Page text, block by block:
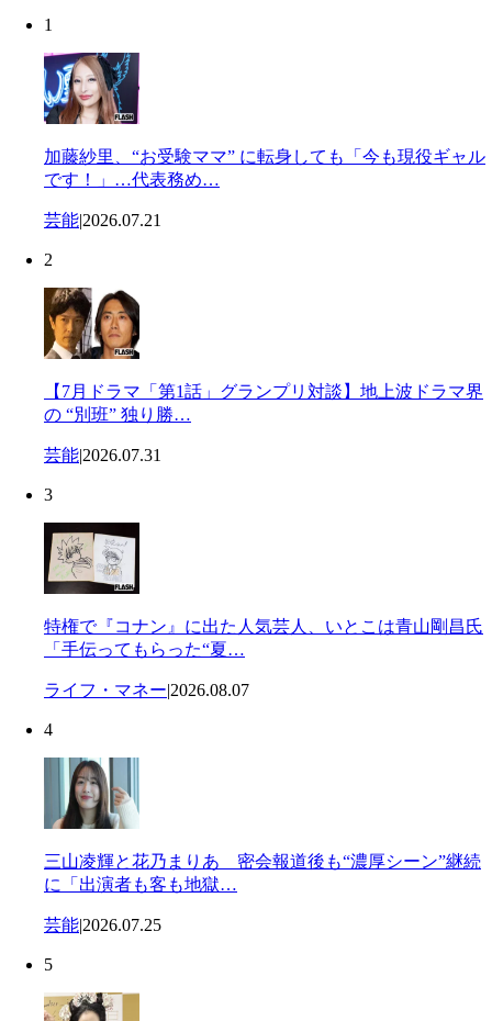
1
加藤紗里、“お受験ママ” に転身しても「今も現役ギャル
です！」…代表務め…
芸能|2026.07.21
2
【7月ドラマ「第1話」グランプリ対談】地上波ドラマ界
の “別班” 独り勝…
芸能|2026.07.31
3
特権で『コナン』に出た人気芸人、いとこは青山剛昌氏
「手伝ってもらった“夏…
ライフ・マネー|2026.08.07
4
三山凌輝と花乃まりあ 密会報道後も“濃厚シーン”継続
に「出演者も客も地獄…
芸能|2026.07.25
5